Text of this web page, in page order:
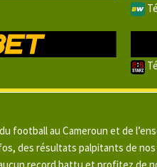
football au Cameroun et de
des résultats palpitants de